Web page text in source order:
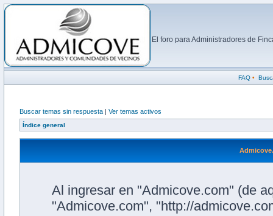
El foro para Administradores de
FAQ•
Buscar temas sin respuesta | Ver temas activos
Índice general
Al ingresar en "Admicove.com" (de
"Admicove.com", "http://